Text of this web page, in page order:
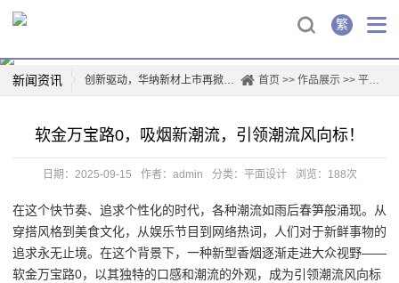
繁
新闻资讯 创新驱动，华纳新材上市再掀行业热潮
华纳科技，开启智能生活新篇章
一票难求！博格华纳电影盛宴即将开演
华纳携手边伯贤，音乐新篇章即将开启
童话般的乐园，台北华纳花园带你重温美好时光
华纳兄弟logo背后的故事
首页 >>作品展示 >>平面设计
软金万宝路0，吸烟新潮流，引领潮流风向标！
日期：2025-09-15 作者：admin 分类： 平面设计 浏览：188次
在这个快节奏、追求个性化的时代，各种潮流如雨后春笋般涌现。从
穿搭风格到美食文化，从娱乐节目到网络热词，人们对于新鲜事物的
追求永无止境。在这个背景下，一种新型香烟逐渐走进大众视野——
软金万宝路0，以其独特的口感和潮流的外观，成为引领潮流风向标